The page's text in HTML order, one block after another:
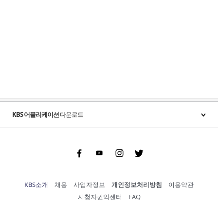
KBS 어플리케이션다운로드
FacebookYoutubeInstgram Twitter
KBS소개 채용 사업자정보 개인정보처리방침
이용약관
시청자권익센터
FAQ